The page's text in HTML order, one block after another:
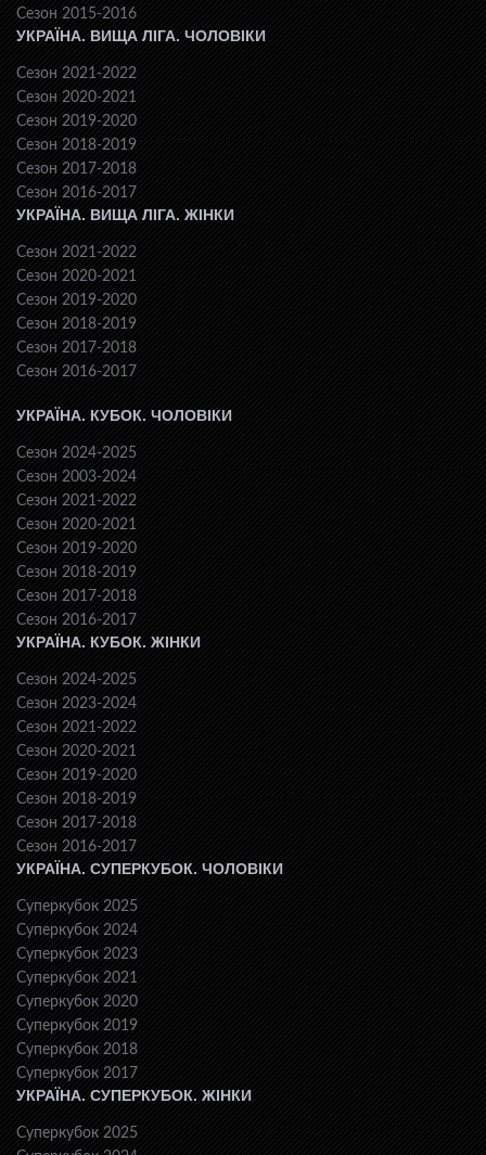
Сезон 2015-2016
УКРАЇНА. ВИЩА ЛІГА. ЧОЛОВІКИ
Сезон 2021-2022
Сезон 2020-2021
Сезон 2019-2020
Сезон 2018-2019
Сезон 2017-2018
Сезон 2016-2017
УКРАЇНА. ВИЩА ЛІГА. ЖІНКИ
Сезон 2021-2022
Сезон 2020-2021
Сезон 2019-2020
Сезон 2018-2019
Сезон 2017-2018
Сезон 2016-2017
УКРАЇНА. КУБОК. ЧОЛОВІКИ
Сезон 2024-2025
Сезон 2003-2024
Сезон 2021-2022
Сезон 2020-2021
Сезон 2019-2020
Сезон 2018-2019
Сезон 2017-2018
Сезон 2016-2017
УКРАЇНА. КУБОК. ЖІНКИ
Сезон 2024-2025
Сезон 2023-2024
Сезон 2021-2022
Сезон 2020-2021
Сезон 2019-2020
Сезон 2018-2019
Сезон 2017-2018
Сезон 2016-2017
УКРАЇНА. СУПЕРКУБОК. ЧОЛОВІКИ
Суперкубок 2025
Суперкубок 2024
Суперкубок 2023
Суперкубок 2021
Суперкубок 2020
Суперкубок 2019
Суперкубок 2018
Суперкубок 2017
УКРАЇНА. СУПЕРКУБОК. ЖІНКИ
Суперкубок 2025